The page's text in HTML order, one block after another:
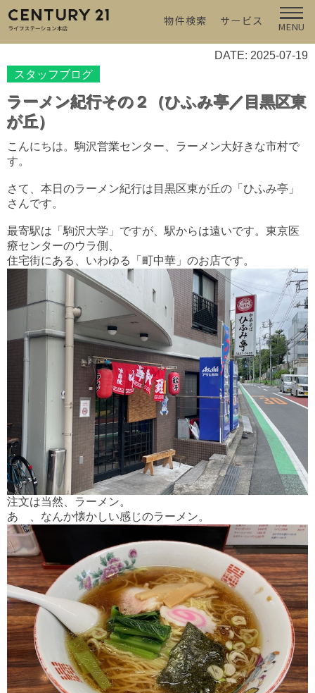
物件検索 サービス MENU
DATE: 2025-07-19
スタッフブログ
ラーメン紀行その２（ひふみ亭／目黒区東
が丘）
こんにちは。駒沢営業センター、ラーメン大好きな市村で
す。
さて、本日のラーメン紀行は目黒区東が丘の「ひふみ亭」
さんです。
最寄駅は「駒沢大学」ですが、駅からは遠いです。東京医
療センターのウラ側、
住宅街にある、いわゆる「町中華」のお店です。
注文は当然、ラーメン。
あゝ、なんか懐かしい感じのラーメン。